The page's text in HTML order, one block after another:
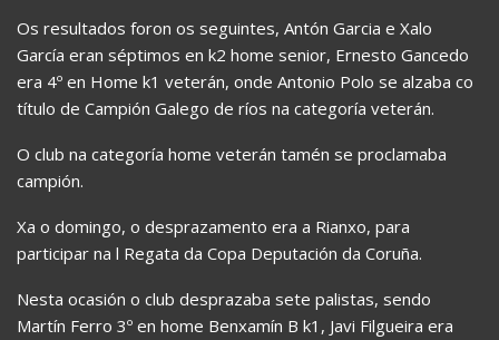
Os resultados foron os seguintes, Antón Garcia e Xalo
García eran séptimos en k2 home senior, Ernesto Gancedo
era 4º en Home k1 veterán, onde Antonio Polo se alzaba co
título de Campión Galego de ríos na categoría veterán.
O club na categoría home veterán tamén se proclamaba
campión.
Xa o domingo, o desprazamento era a Rianxo, para
participar na l Regata da Copa Deputación da Coruña.
Nesta ocasión o club desprazaba sete palistas, sendo
Martín Ferro 3º en home Benxamín B k1, Javi Filgueira era